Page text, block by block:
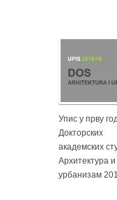
Упис у прву
Докторских
академских
Архитектура и
урбанизам